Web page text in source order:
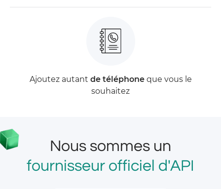
Ajoutez autant de téléphoneque vous le
souhaitez
Nous sommes un
fournisseur officiel d'API